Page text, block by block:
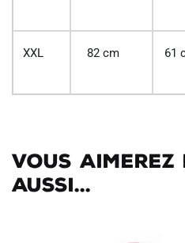
XXL 82 cm 61
Vous
aussi...